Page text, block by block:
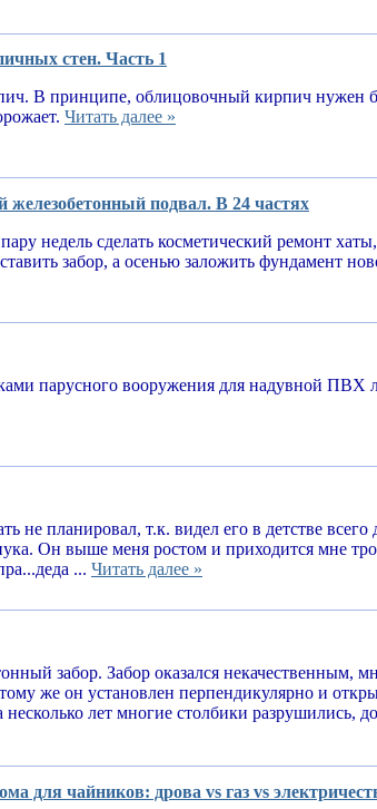
стен. Часть 1
В принципе, облицовочный кирпич нужен
Читать далее »
подвал. В 24 частях
недель сделать косметический ремонт
забор, а осенью заложить фундамент
парусного вооружения для надувной ПВХ
не планировал, т.к. видел его в детстве всего
Он выше меня ростом и приходится мне
... Читать далее »
забор. Забор оказался некачественным,
же он установлен перпендикулярно и
лет многие столбики разрушились,
для чайников: дрова vs газ vs